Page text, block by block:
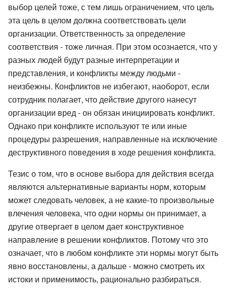
выбор целей тоже, с тем лишь ограничением, что цель
эта цель в целом должна соответствовать цели
организации. Ответственность за определение
соответствия - тоже личная. При этом осознается, что у
разных людей будут разные интерпретации и
представления, и конфликты между людьми -
неизбежны. Конфликтов не избегают, наоборот, если
сотрудник полагает, что действие другого нанесут
организации вред - он обязан инициировать конфликт.
Однако при конфликте используют те или иные
процедуры разрешения, направленные на исключение
деструктивного поведения в ходе решения конфликта.
Тезис о том, что в основе выбора для действия всегда
являются альтернативные варианты норм, которым
может следовать человек, а не какие-то произвольные
влечения человека, что одни нормы он принимает, а
другие отвергает в целом дает конструктивное
направление в решении конфликтов. Потому что это
означает, что в любом конфликте эти нормы могут быть
явно восстановлены, а дальше - можно смотреть их
истоки и применимость, рационально разбираться.